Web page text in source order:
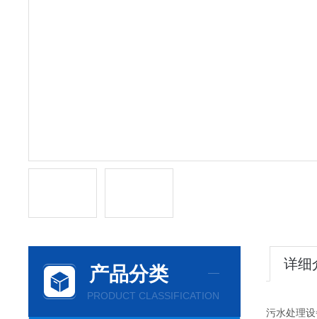
产品分类
PRODUCT CLASSIFICATION
详细
污水处理